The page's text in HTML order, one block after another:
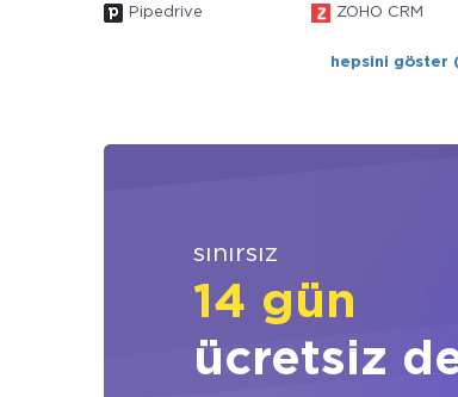
Pipedrive ZOHO CRM
hepsini göster
sınırsız
14 gün
ücretsiz